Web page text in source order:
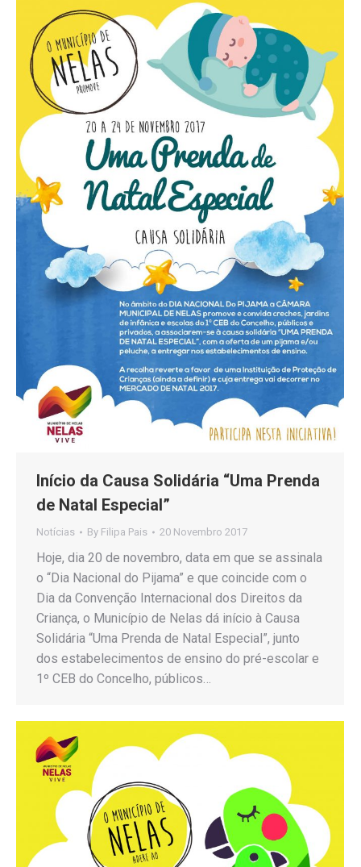
Início da Causa Solidária “Uma Prenda
de Natal Especial”
Notícias By Filipa Pais 20 Novembro 2017
Hoje, dia 20 de novembro, data em que se assinala
o “Dia Nacional do Pijama” e que coincide com o
Dia da Convenção Internacional dos Direitos da
Criança, o Município de Nelas dá início à Causa
Solidária “Uma Prenda de Natal Especial”, junto
dos estabelecimentos de ensino do pré-escolar e
1º CEB do Concelho, públicos…